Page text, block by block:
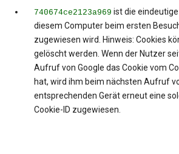
740674ce2123a969 ist die eindeutige
diesem Computer beim ersten
zugewiesen wird. Hinweis: Cookies
gelöscht werden. Wenn der Nutzer
Aufruf von Google das Cookie vom
hat, wird ihm beim nächsten Aufruf
entsprechenden Gerät erneut eine
Cookie-ID zugewiesen.